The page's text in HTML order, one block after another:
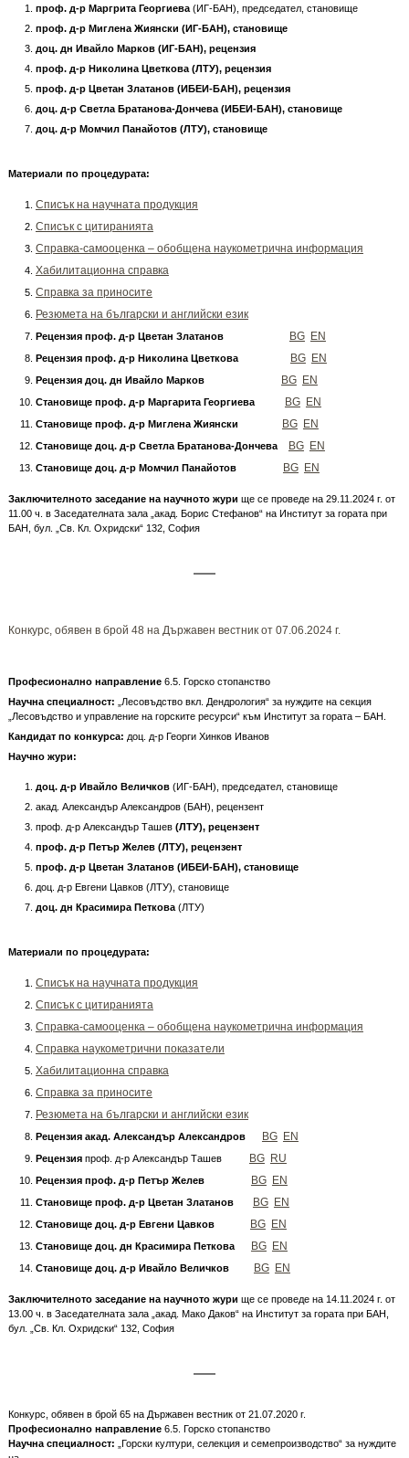
проф. д-р Маргрита Георгиева(ИГ-БАН), председател, становище
проф. д-р Миглена Жиянски (ИГ-БАН), становище
доц. дн Ивайло Марков (ИГ-БАН), рецензия
проф. д-р Николина Цветкова (ЛТУ), рецензия
проф. д-р Цветан Златанов (ИБЕИ-БАН), рецензия
доц. д-р Светла Братанова-Дончева (ИБЕИ-БАН), становище
доц. д-р Момчил Панайотов (ЛТУ), становище
Материали по процедурата:
Списък на научната продукция
Списък с цитиранията
Справка-самооценка – обобщена наукометрична информация
Хабилитационна справка
Справка за приносите
Резюмета на български и английски език
Рецензия проф. д-р Цветан Златанов BG EN
Рецензия проф. д-р Николина Цветкова BG EN
Рецензия доц. дн Ивайло Марков BG EN
Становище проф. д-р Маргарита Георгиева BG EN
Становище проф. д-р Миглена Жиянски BG EN
Становище доц. д-р Светла Братанова-Дончева BG EN
Становище доц. д-р Момчил Панайотов BG EN
Заключителното заседание на научното жури ще се проведе на 29.11.2024 г. от
11.00 ч. в Заседателната зала „акад. Борис Стефанов“ на Институт за гората при
БАН, бул. „Св. Кл. Охридски“ 132, София
Конкурс, обявен в брой 48 на Държавен вестник от 07.06.2024 г.
Професионално направление6.5. Горско стопанство
Научна специалност: „Лесовъдство вкл. Дендрология“ за нуждите на секция
„Лесовъдство и управление на горските ресурси“ към Институт за гората – БАН.
Кандидат по конкурса: доц. д-р Георги Хинков Иванов
Научно жури:
доц. д-р Ивайло Величков(ИГ-БАН), председател, становище
акад. Александър Александров (БАН), рецензент
проф. д-р Александър Ташев (ЛТУ), рецензент
проф. д-р Петър Желев (ЛТУ), рецензент
проф. д-р Цветан Златанов (ИБЕИ-БАН), становище
доц. д-р Евгени Цавков (ЛТУ), становище
доц. дн Красимира Петкова (ЛТУ)
Материали по процедурата:
Списък на научната продукция
Списък с цитиранията
Справка-самооценка – обобщена наукометрична информация
Справка наукометрични показатели
Хабилитационна справка
Справка за приносите
Резюмета на български и английски език
Рецензия акад. Александър Александров BG EN
Рецензия проф. д-р Александър Ташев BG RU
Рецензия проф. д-р Петър Желев BG EN
Становище проф. д-р Цветан Златанов BG EN
Становище доц. д-р Евгени Цавков BG EN
Становище доц. дн Красимира Петкова BG EN
Становище доц. д-р Ивайло Величков BG EN
Заключителното заседание на научното жури ще се проведе на 14.11.2024 г. от
13.00 ч. в Заседателната зала „акад. Мако Даков“ на Институт за гората при БАН,
бул. „Св. Кл. Охридски“ 132, София
Конкурс, обявен в брой 65 на Държавен вестник от 21.07.2020 г.
Професионално направление6.5. Горско стопанство
Научна специалност: „Горски култури, селекция и семепроизводство“ за нуждите